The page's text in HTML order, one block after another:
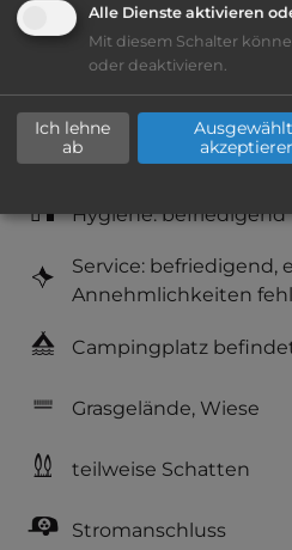
Lage: schön
Geräuschkulisse:
Lärmbelästigung
Hygiene: befriedigend
Service: befriedigend,
Annehmlichkeiten
Campingplatz
Grasgelände, Wiese
teilweise Schatten
Stromanschluss
Alle Dienste aktivieren
Mit diesem Schalter
oder deaktivieren.
Ich lehne
ab